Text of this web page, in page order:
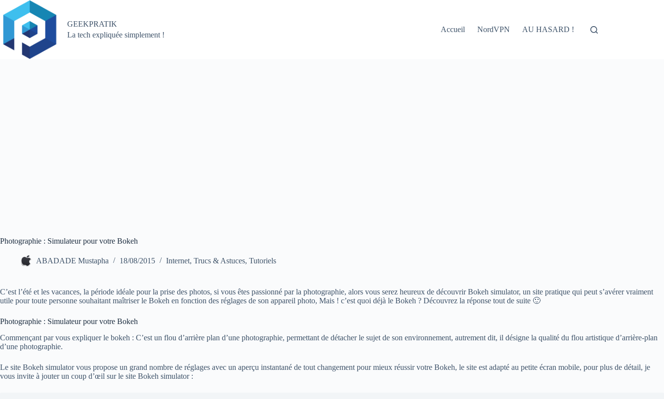
au
contenu
GEEKPRATIK
La tech expliquée simplement !
Accueil NordVPN AU HASARD !
Photographie : Simulateur pour votre Bokeh
ABADADE Mustapha 18/08/2015 Internet, Trucs & Astuces, Tutoriels
C’est l’été et les vacances, la période idéale pour la prise des photos, si vous êtes passionné par la photographie, alors vous serez heureux de découvrir Bokeh simulator, un site pratique qui peut s’avérer vraiment
utile pour toute personne souhaitant maîtriser le Bokeh en fonction des réglages de son appareil photo, Mais ! c’est quoi déjà le Bokeh ? Découvrez la réponse tout de suite 🙂
Photographie : Simulateur pour votre Bokeh
Commençant par vous expliquer le bokeh : C’est un flou d’arrière plan d’une photographie, permettant de détacher le sujet de son environnement, autrement dit, il désigne la qualité du flou artistique d’arrière-plan
d’une photographie.
Le site Bokeh simulator vous propose un grand nombre de réglages avec un aperçu instantané de tout changement pour mieux réussir votre Bokeh, le site est adapté au petite écran mobile, pour plus de détail, je
vous invite à jouter un coup d’œil sur le site Bokeh simulator :